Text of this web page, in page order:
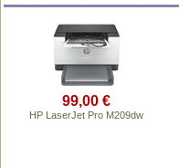
99,00 €
HP LaserJet Pro M209dw